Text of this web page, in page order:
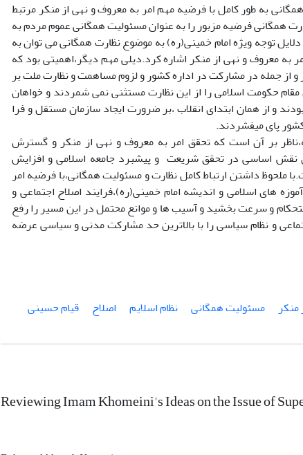
به طور کامل با فرضیه مهم امر به معروف و نهی از منکر مرتبط
همگانی فرضیه مزبور را به عنوان مسئولیت همگانی عموم مردم به
توجه ویژه امام خمینی(ره) به موضوع نظارت همگانی می توان به
به معروف و نهی از منکر اشاره کرد.دیلی مهم دیگر،اهمیتی بود که
از جمله در مشارکت در اداره کشور و لزوم مساهمت و نظارت ملت بر
مقام حکومت اسلامی را از این نظارت مستثنی نمی شمردند و خواهان
و از همان ابتدای انقلاب ،بر ضرورت ایجاد سازمان مستقل و فرا
پای میفشردند.
بر آن است که تحقق امر به معروف و نهی از منکر و گسترش
نقش اساسی در تحقق شریعت و پیشبرد جامعه اسلامی و افزایش
ملحوظ داشتن ارتباط کامل نظارت و مسئولیت همگانی،با فرضیه امر
های اسلامی و اندیشه امام خمینی(ره)،فرایند اصلاح اجتماعی و
و سرعت بخشید و آسیب ها و موانع محتمل در این مسیر را رفع
و نظام سیاسی را با بالاترین حد مشارکت مدنی و سیاسی عرضه
منکر مسئولیت همگانی نظام اسلایم اصلاح
قیام حسینی
Reviewing Imam Khomeini's Ideas on the Issue of